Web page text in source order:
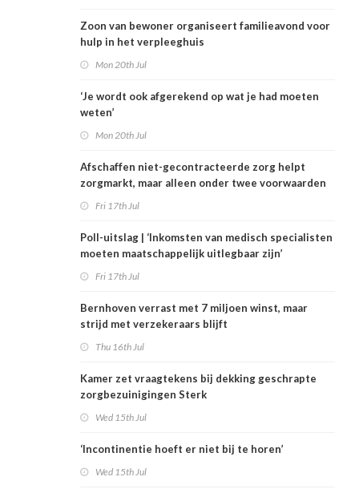
Zoon van bewoner organiseert familieavond voor
hulp in het verpleeghuis
Mon 20th Jul
‘Je wordt ook afgerekend op wat je had moeten
weten’
Mon 20th Jul
Afschaffen niet-gecontracteerde zorg helpt
zorgmarkt, maar alleen onder twee voorwaarden
Fri 17th Jul
Poll-uitslag | ‘Inkomsten van medisch specialisten
moeten maatschappelijk uitlegbaar zijn’
Fri 17th Jul
Bernhoven verrast met 7 miljoen winst, maar
strijd met verzekeraars blijft
Thu 16th Jul
Kamer zet vraagtekens bij dekking geschrapte
zorgbezuinigingen Sterk
Wed 15th Jul
‘Incontinentie hoeft er niet bij te horen’
Wed 15th Jul